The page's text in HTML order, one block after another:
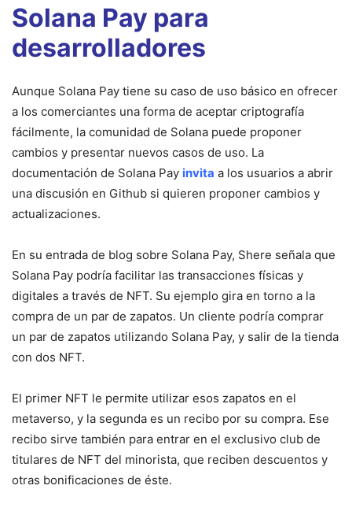
Solana Pay para
desarrolladores
Aunque Solana Pay tiene su caso de uso básico en ofrecer
a los comerciantes una forma de aceptar criptografía
fácilmente, la comunidad de Solana puede proponer
cambios y presentar nuevos casos de uso. La
documentación de Solana Pay invita a los usuarios a abrir
una discusión en Github si quieren proponer cambios y
actualizaciones.
En su entrada de blog sobre Solana Pay, Shere señala que
Solana Pay podría facilitar las transacciones físicas y
digitales a través de NFT. Su ejemplo gira en torno a la
compra de un par de zapatos. Un cliente podría comprar
un par de zapatos utilizando Solana Pay, y salir de la tienda
con dos NFT.
El primer NFT le permite utilizar esos zapatos en el
metaverso, y la segunda es un recibo por su compra. Ese
recibo sirve también para entrar en el exclusivo club de
titulares de NFT del minorista, que reciben descuentos y
otras bonificaciones de éste.